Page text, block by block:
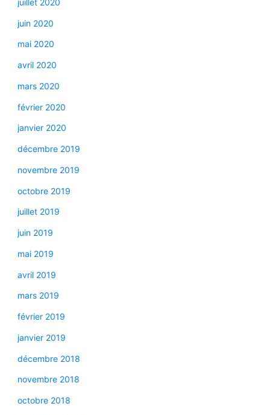
juin 2020
mai 2020
avril 2020
mars 2020
février 2020
janvier 2020
décembre 2019
novembre 2019
octobre 2019
juillet 2019
juin 2019
mai 2019
avril 2019
mars 2019
février 2019
janvier 2019
décembre 2018
novembre 2018
octobre 2018